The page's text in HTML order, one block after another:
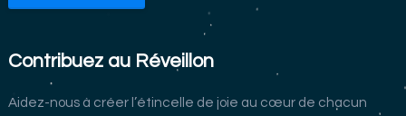
Contribuez au Réveillon
Aidez-nous à créer l’étincelle de joie au cœur de chacun